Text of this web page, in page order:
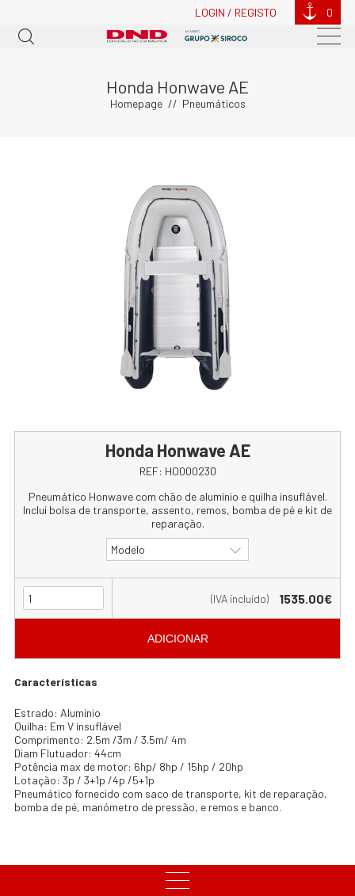
LOGIN / REGISTO 0
Honda Honwave AE
Homepage Pneumáticos
Honda Honwave AE
REF: HO000230
Pneumático Honwave com chão de alumínio e quilha insuflável.
Inclui bolsa de transporte, assento, remos, bomba de pé e kit de
reparação.
Modelo
(IVA incluído) 1535.00€
ADICIONAR
Características
Estrado: Alumínio
Quilha: Em V insuflável
Comprimento: 2.5m /3m / 3.5m/ 4m
Diam Flutuador: 44cm
Potência max de motor: 6hp/ 8hp / 15hp / 20hp
Lotação: 3p / 3+1p /4p /5+1p
Pneumático fornecido com saco de transporte, kit de reparação,
bomba de pé, manómetro de pressão, e remos e banco.